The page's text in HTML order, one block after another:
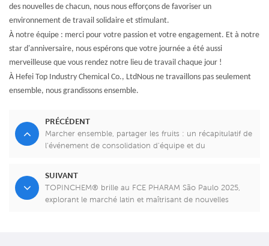
des nouvelles de chacun, nous nous efforçons de favoriser un
environnement de travail solidaire et stimulant.
À notre équipe : merci pour votre passion et votre engagement. Et à notre
star d'anniversaire, nous espérons que votre journée a été aussi
merveilleuse que vous rendez notre lieu de travail chaque jour !
À Hefei Top Industry Chemical Co., LtdNous ne travaillons pas seulement
ensemble, nous grandissons ensemble.
PRÉCÉDENT
Marcher ensemble, partager les fruits : un récapitulatif de
l'événement de consolidation d'équipe et du
SUIVANT
TOPINCHEM® brille au FCE PHARAM São Paulo 2025,
explorant le marché latin et maîtrisant de nouvelles